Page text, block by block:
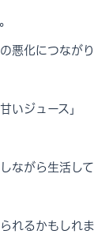
悪化につながり
いジュース」
ながら生活して
れるかもしれま